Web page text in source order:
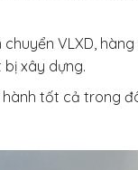
chuyển VLXD, hàng
xây dựng.
hành tốt cả trong